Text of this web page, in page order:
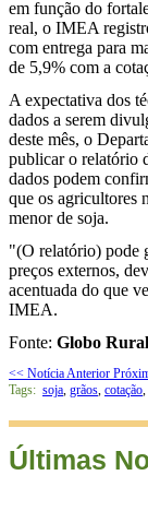
em função do
real, o IMEA
com entrega para
de 5,9% com a
A expectativa dos
dados a serem
deste mês, o
publicar o relatório
dados podem
que os agricultores
menor de soja.
"(O relatório) pode
preços externos,
acentuada do que
IMEA.
Fonte: Globo
<< Notícia Anterior
Tags: soja, grãos, cotação,
Últimas